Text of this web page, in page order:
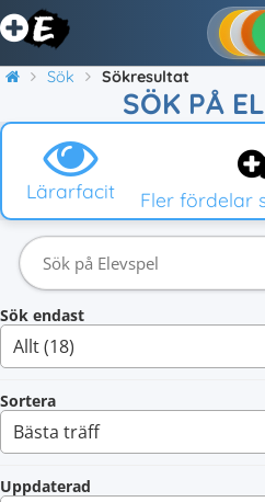
0 0
Sök Sökresultat
SÖK PÅ
Lärarfacit Fler fördelar
Sök endast
Sortera
Uppdaterad